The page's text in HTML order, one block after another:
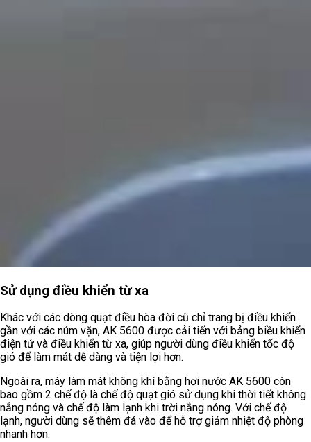
Sử dụng điều khiển từ xa
Khác với các dòng quạt điều hòa đời cũ chỉ trang bị điều khiển
gần với các núm vặn, AK 5600 được cải tiến với bảng biều khiển
điện tử và điều khiển từ xa, giúp người dùng điều khiển tốc độ
gió để làm mát dễ dàng và tiện lợi hơn.
Ngoài ra, máy làm mát không khí bằng hơi nước AK 5600 còn
bao gồm 2 chế độ là chế độ quạt gió sử dụng khi thời tiết không
nắng nóng và chế độ làm lạnh khi trời nắng nóng. Với chế độ
lạnh, người dùng sẽ thêm đá vào để hỗ trợ giảm nhiệt độ phòng
nhanh hơn.